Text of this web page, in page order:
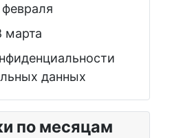
марта
данных
по месяцам